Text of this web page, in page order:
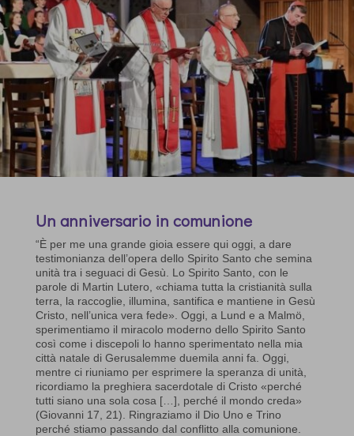
Un anniversario in comunione
“È per me una grande gioia essere qui oggi, a dare
testimonianza dell’opera dello Spirito Santo che semina
unità tra i seguaci di Gesù. Lo Spirito Santo, con le
parole di Martin Lutero, «chiama tutta la cristianità sulla
terra, la raccoglie, illumina, santifica e mantiene in Gesù
Cristo, nell’unica vera fede». Oggi, a Lund e a Malmö,
sperimentiamo il miracolo moderno dello Spirito Santo
così come i discepoli lo hanno sperimentato nella mia
città natale di Gerusalemme duemila anni fa. Oggi,
mentre ci riuniamo per esprimere la speranza di unità,
ricordiamo la preghiera sacerdotale di Cristo «perché
tutti siano una sola cosa […], perché il mondo creda»
(Giovanni 17, 21). Ringraziamo il Dio Uno e Trino
perché stiamo passando dal conflitto alla comunione.